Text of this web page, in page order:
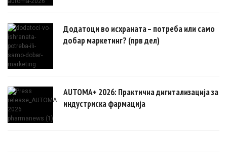
Додатоци во исхраната – потреба или само
добар маркетинг? (прв дел)
AUTOMA+ 2026: Практична дигитализација за
индустриска фармација